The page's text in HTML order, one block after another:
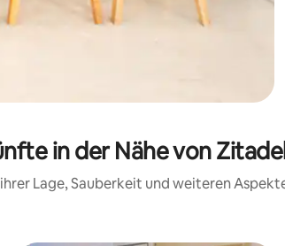
in der Nähe von
Lage, Sauberkeit und weiteren